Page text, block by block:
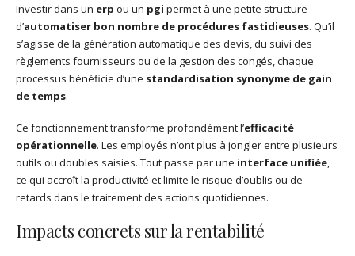
Investir dans un erp ou un pgi permet à une petite structure
d’automatiser bon nombre de procédures fastidieuses. Qu’il
s’agisse de la génération automatique des devis, du suivi des
règlements fournisseurs ou de la gestion des congés, chaque
processus bénéficie d’une standardisation synonyme de gain
de temps.
Ce fonctionnement transforme profondément l’efficacité
opérationnelle. Les employés n’ont plus à jongler entre plusieurs
outils ou doubles saisies. Tout passe par une interface unifiée,
ce qui accroît la productivité et limite le risque d’oublis ou de
retards dans le traitement des actions quotidiennes.
Impacts concrets sur la rentabilité